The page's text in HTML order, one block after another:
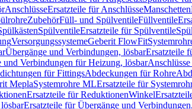
AnschlüsseErsatzteile für AnschlüsseManschetten
ZubehörFüll- und SpülventileFüllventile
SpülventileErsatzteile für Spülventile
VersorgungssystemeGeberit FlowFit
Übergänge und Verbindungen, lösbarErsatzteile
und Verbindungen für Heizung, lösbar
für FittingsAbdeckungen für Rohre
MeplaSystemrohre MLErsatzteile für
Ersatzteile für ReduktionenWinkel
Ersatzteile für Übergänge und